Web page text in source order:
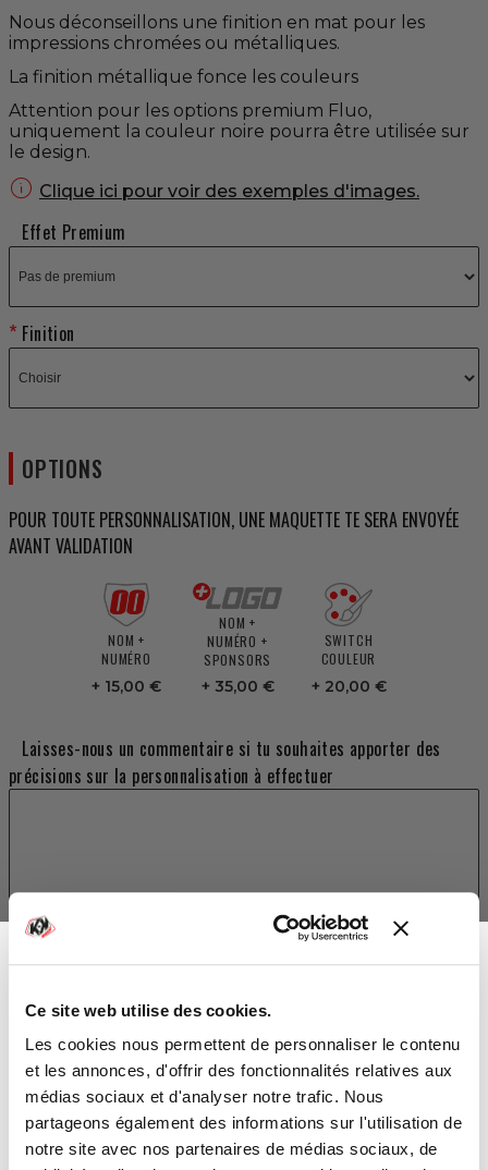
Ce site web utilise des cookies.
Les cookies nous permettent de personnaliser le contenu
et les annonces, d'offrir des fonctionnalités relatives aux
médias sociaux et d'analyser notre trafic. Nous
partageons également des informations sur l'utilisation de
notre site avec nos partenaires de médias sociaux, de
Nous déconseillons une finition en mat pour les
impressions chromées ou métalliques.
La finition métallique fonce les couleurs
Attention pour les options premium Fluo,
uniquement la couleur noire pourra être utilisée sur
le design.
 Clique ici pour voir des exemples d'images.
Effet Premium
Finition
OPTIONS
POUR TOUTE PERSONNALISATION, UNE MAQUETTE TE SERA ENVOYÉE
AVANT VALIDATION
NOM +
NUMÉRO
15,00 €
NOM +
NUMÉRO +
SPONSORS
35,00 €
SWITCH
COULEUR
20,00 €
Laisses-nous un commentaire si tu souhaites apporter des
précisions sur la personnalisation à effectuer
AJOUTER AU PANIER
DELAI DE LIVRAISON-10%